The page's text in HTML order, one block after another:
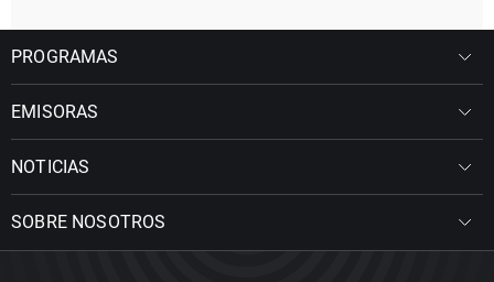
PROGRAMAS
EMISORAS
NOTICIAS
SOBRE NOSOTROS